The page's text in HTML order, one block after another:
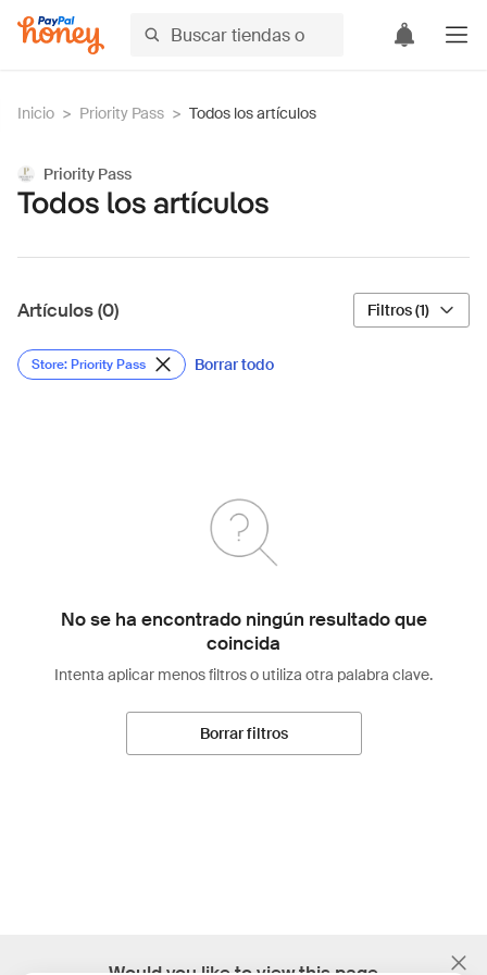
Inicio > Priority Pass > Todos los artículos
Priority Pass
Todos los artículos
Artículos (0) Filtros (1)
Store: Priority Pass Borrar todo
No se ha encontrado ningún resultado que
coincida
Intenta aplicar menos filtros o utiliza otra palabra clave.
Borrar filtros